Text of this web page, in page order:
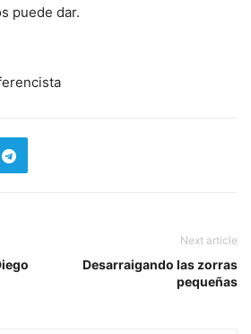
puede dar.
Next article
Desarraigando las zorras
pequeñas